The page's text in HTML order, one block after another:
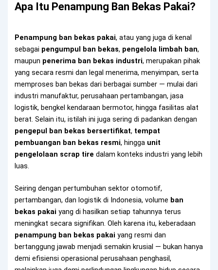
Apa Itu Penampung Ban Bekas Pakai?
Penampung ban bekas pakai, atau yang juga di kenal
sebagai pengumpul ban bekas, pengelola limbah ban,
maupun penerima ban bekas industri, merupakan pihak
yang secara resmi dan legal menerima, menyimpan, serta
memproses ban bekas dari berbagai sumber — mulai dari
industri manufaktur, perusahaan pertambangan, jasa
logistik, bengkel kendaraan bermotor, hingga fasilitas alat
berat. Selain itu, istilah ini juga sering di padankan dengan
pengepul ban bekas bersertifikat, tempat
pembuangan ban bekas resmi, hingga unit
pengelolaan scrap tire dalam konteks industri yang lebih
luas.
Seiring dengan pertumbuhan sektor otomotif,
pertambangan, dan logistik di Indonesia, volume ban
bekas pakai yang di hasilkan setiap tahunnya terus
meningkat secara signifikan. Oleh karena itu, keberadaan
penampung ban bekas pakai yang resmi dan
bertanggung jawab menjadi semakin krusial — bukan hanya
demi efisiensi operasional perusahaan penghasil,